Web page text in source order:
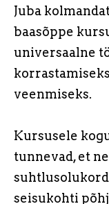
Juba
baasõppe
universaalne
veenmiseks.
Kursusele
tunnevad, et
seisukohti